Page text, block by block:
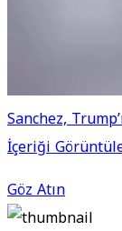
Sanchez,
İçeriği
Göz Atın